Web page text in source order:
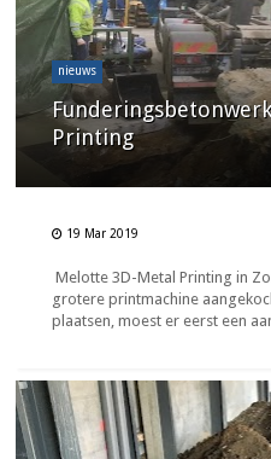
nieuws
Printing
19 Mar 2019
Melotte 3D-Metal Printing in
grotere printmachine
plaatsen, moest er eerst een